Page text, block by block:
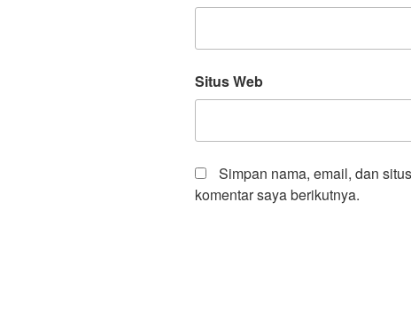
Situs Web
Simpan nama, email, dan
komentar saya berikutnya.